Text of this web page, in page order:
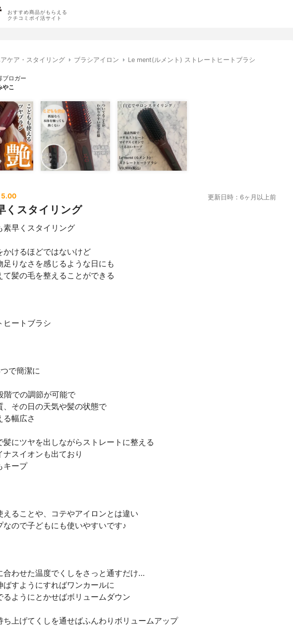
おすすめ商品がもらえる
クチコミポイ活サイト
ケア・スタイリング ブラシアイロン Le ment(ルメント) ストレートヒートブラシ
ブロガー
やこ
5.00 更新日時：6ヶ月以上前
くスタイリング
素早くスタイリング
かけるほどではないけど
足りなさを感じるような日にも
て髪の毛を整えることができる
ヒートブラシ
で簡潔に
階での調節が可能で
、その日の天気や髪の状態で
る幅広さ
髪にツヤを出しながらストレートに整える
ナスイオンも出ており
キープ
えることや、コテやアイロンとは違い
なので子どもにも使いやすいです♪
合わせた温度でくしをさっと通すだけ…
ばすようにすればワンカールに
るようにとかせばボリュームダウン
ち上げてくしを通せばふんわりボリュームアップ